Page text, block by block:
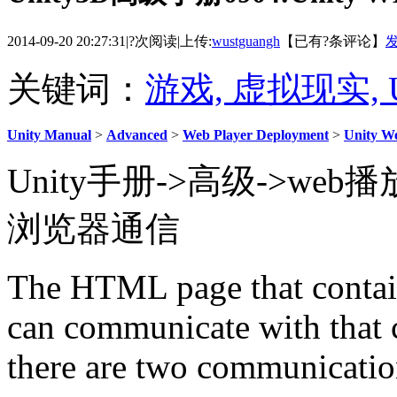
2014-09-20 20:27:31 |?次阅读| 上传:wustguangh 【已有?条评论】
关键词： 游戏, 虚拟现实,
Unity Manual > Advanced > Web Player Deployment > Unity
Unity手册->高级->web
浏览器通信
The HTML page that
can communicate with
there are two